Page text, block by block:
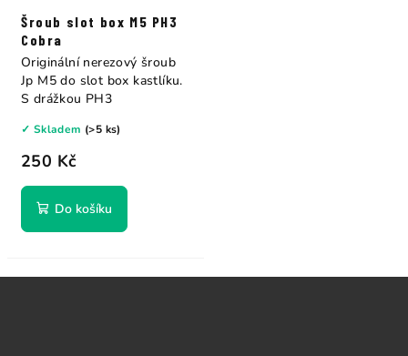
Šroub slot box M5 PH3
Cobra
250 Kč
✓ Skladem (>5 ks)
Do košíku
Originální nerezový šroub
Jp M5 do slot box kastlíku.
S drážkou PH3